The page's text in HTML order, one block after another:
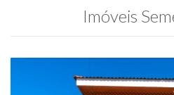
Imóveis